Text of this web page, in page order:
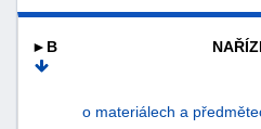
►B
o materiálech a